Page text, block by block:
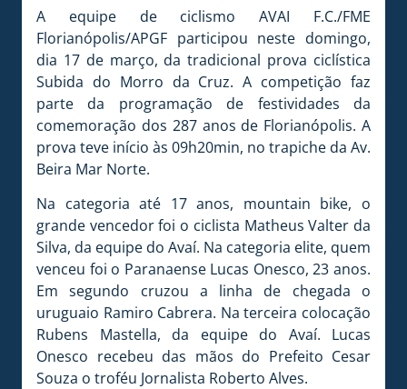
A equipe de ciclismo AVAI F.C./FME
Florianópolis/APGF participou neste domingo,
dia 17 de março, da tradicional prova ciclística
Subida do Morro da Cruz. A competição faz
parte da programação de festividades da
comemoração dos 287 anos de Florianópolis. A
prova teve início às 09h20min, no trapiche da Av.
Beira Mar Norte.
Na categoria até 17 anos, mountain bike, o
grande vencedor foi o ciclista Matheus Valter da
Silva, da equipe do Avaí. Na categoria elite, quem
venceu foi o Paranaense Lucas Onesco, 23 anos.
Em segundo cruzou a linha de chegada o
uruguaio Ramiro Cabrera. Na terceira colocação
Rubens Mastella, da equipe do Avaí. Lucas
Onesco recebeu das mãos do Prefeito Cesar
Souza o troféu Jornalista Roberto Alves.